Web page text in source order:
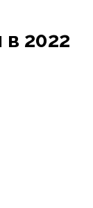
2022